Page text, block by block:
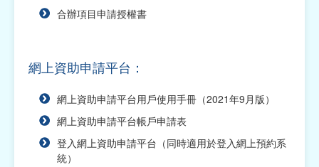
2027年交流活動資助計劃
2026年交流活動資助計劃（已截止申請）
2026年福包項目資助計劃（已截止申請）
2026年社團運作經費資助計劃（已截止申請）
2026年學術項目資助計劃（已截止申請）
合辦項目申請授權書
網上資助申請平台：
網上資助申請平台用戶使用手冊（2021年9月版）
網上資助申請平台帳戶申請表
登入網上資助申請平台（同時適用於登入網上預約系
統）